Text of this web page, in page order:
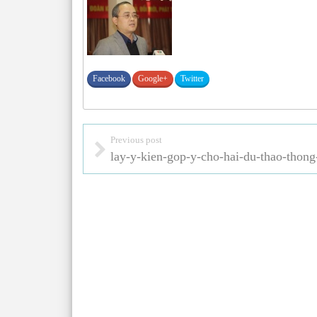
Facebook Google+ Twitter
Previous post